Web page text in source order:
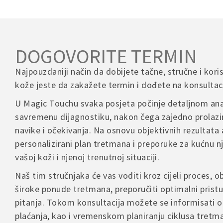
POVRATI I
Ukoliko
– Povrat
–
–
proizvoda
U
kontakt
Telefon
00 387 60 3
Radno
Rado
Your
Your
DOGOVORITE TERMIN
Najpouzdaniji način da dobijete tačne, stručne i
kože jeste da zakažete termin i dođete na
U Magic Touchu svaka posjeta počinje detaljnom
savremenu dijagnostiku, nakon čega zajedno
navike i očekivanja. Na osnovu objektivnih rezultata
personalizirani plan tretmana i preporuke za kućnu
vašoj koži i njenoj trenutnoj situaciji.
Naš tim stručnjaka će vas voditi kroz cijeli proces,
široke ponude tretmana, preporučiti optimalni
pitanja. Tokom konsultacija možete se informisati
plaćanja, kao i vremenskom planiranju ciklusa